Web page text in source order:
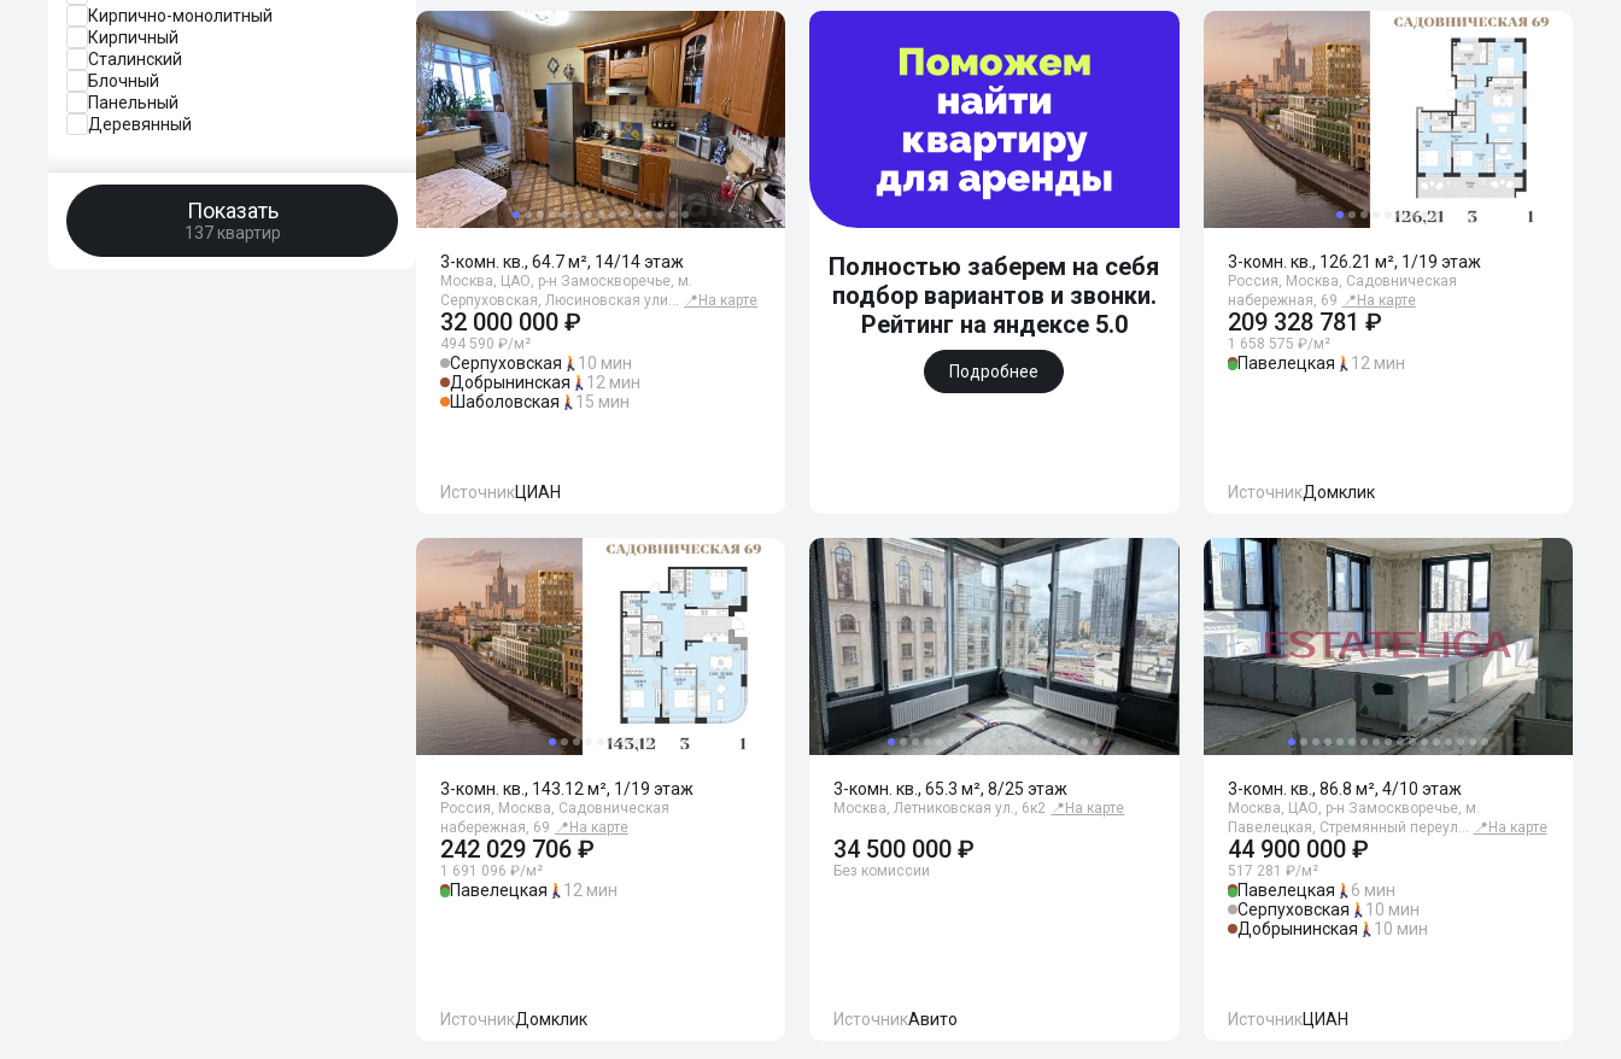
Кирпично-монолитный
Кирпичный
Сталинский
Блочный
Панельный
Деревянный
Показать
137 квартир
3-комн. кв., 64.7 м², 14/14 этаж
Москва, ЦАО, р-н Замоскворечье, м.
Серпуховская, Люсиновская ули… 📍 На карте
32 000 000 ₽
494 590 ₽/м²
Серпуховская
10 мин
Добрынинская
12 мин
Шаболовская
15 мин
ИсточникЦИАН
Полностью заберем на себя
подбор вариантов и звонки.
Рейтинг на яндексе 5.0
Подробнее
3-комн. кв., 126.21 м², 1/19 этаж
Россия, Москва, Садовническая
набережная, 69 📍 На карте
209 328 781 ₽
1 658 575 ₽/м²
Павелецкая 12 мин
ИсточникДомклик
3-комн. кв., 143.12 м², 1/19 этаж
Россия, Москва, Садовническая
набережная, 69 📍 На карте
242 029 706 ₽
1 691 096 ₽/м²
Павелецкая 12 мин
ИсточникДомклик
3-комн. кв., 65.3 м², 8/25 этаж
Москва, Летниковская ул., 6к2 📍 На карте
34 500 000 ₽
Без комиссии
ИсточникАвито
3-комн. кв., 86.8 м², 4/10 этаж
Москва, ЦАО, р-н Замоскворечье, м.
Павелецкая, Стремянный переул… 📍 На карте
44 900 000 ₽
517 281 ₽/м²
Павелецкая
6 мин
Серпуховская
10 мин
Добрынинская
10 мин
ИсточникЦИАН